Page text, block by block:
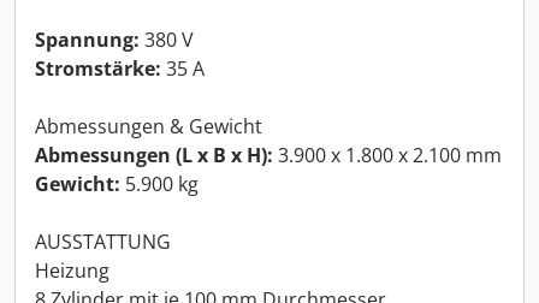
Spannung: 380 V
Stromstärke: 35 A
Abmessungen & Gewicht
Abmessungen (L x B x H): 3.900 x 1.800 x 2.100 mm
Gewicht: 5.900 kg
AUSSTATTUNG
Heizung